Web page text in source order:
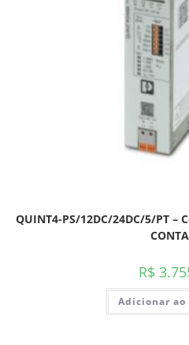
QUINT4-PS/12DC/24DC/5/PT –
R$
Adicionar